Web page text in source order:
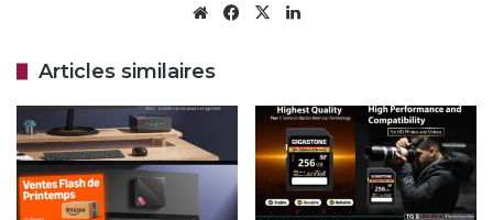
permettre à Amazon d’étendre la portée de ses assistants
tendance plus large où Meta, Apple et OpenAI explorent
Cependant, l’aspect “toujours à l’écoute” de Bee soulève
des préoccupations majeures en matière de
confidentialité. Bien que la startup affirme que les
WebsiteFacebook
X
Articles similaires